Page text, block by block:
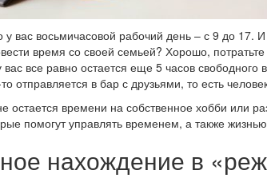
вас восьмичасовой рабочий день – с 9 до 17.
время со своей семьей? Хорошо,
все равно остается еще 5 часов
отправляется в бар с друзьями, то есть
остается времени на собственное хобби или
помогут управлять временем, а также
нахождение в